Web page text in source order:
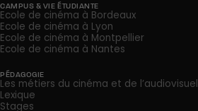
CAMPUS & VIE ÉTUDIANTE
Ecole de cinéma à Bordeaux
Ecole de cinéma à Lyon
Ecole de cinéma à Montpellier
Ecole de cinéma à Nantes
PÉDAGOGIE
Les métiers du cinéma et de l’audiovisuel
Lexique
Stages